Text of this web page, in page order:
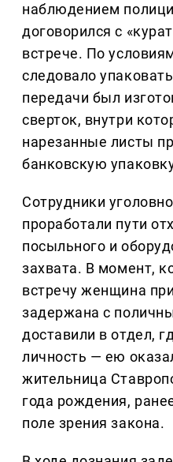
наблюдением
договорился с
встрече. По
следовало
передачи был
сверток, внутри
нарезанные листы
банковскую
Сотрудники
проработали пути
посыльного и
захвата. В момент,
встречу женщина
задержана с
доставили в отдел,
личность — ею
жительница
года рождения,
поле зрения закона.